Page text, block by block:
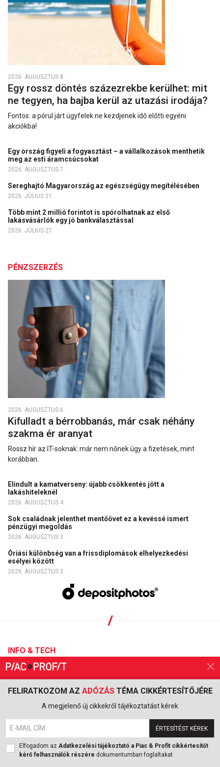
FELIRATKOZOM AZ ADÓZÁSTÉMA CIKKÉRTESÍTŐJÉRE
A megjelenő új cikkekről tájékoztatást kérek
ÉRTESÍTÉST KÉREK
Elfogadom az Adatkezelési tájékoztató a Piac & Profit cikkértesítőt
kérő felhasználók részére dokumentumban foglaltakat
2026. AUGUSZTUS 8.
Egy rossz döntés százezrekbe kerülhet: mit
ne tegyen, ha bajba kerül az utazási irodája?
Fontos: a pórul járt ügyfelek ne kezdjenek idő előtti egyéni
akciókba!
Egy ország figyeli a fogyasztást – a vállalkozások menthetik
meg az esti áramcsúcsokat
2026. AUGUSZTUS 7.
Sereghajtó Magyarország az egészségügy megítélésében
2026. JÚLIUS 31.
Több mint 2 millió forintot is spórolhatnak az első
lakásvásárlók egy jó bankválasztással
2026. JÚLIUS 27.
PÉNZSZERZÉS
2026. AUGUSZTUS 6.
Kifulladt a bérrobbanás, már csak néhány
szakma ér aranyat
Rossz hír az IT-soknak: már nem nőnek úgy a fizetések, mint
korábban.
Elindult a kamatverseny: újabb csökkentés jött a
lakáshiteleknél
2026. AUGUSZTUS 4.
Sok családnak jelenthet mentőövet ez a kevéssé ismert
pénzügyi megoldás
2026. AUGUSZTUS 3.
Óriási különbség van a frissdiplomások elhelyezkedési
esélyei között
2026. AUGUSZTUS 2.
INFO & TECH
Esik a memóriaszektor sztárrészvénye
2026. AUGUSZTUS 3.